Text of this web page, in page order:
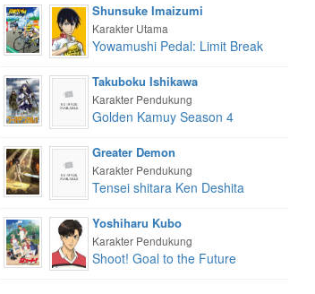
Shunsuke Imaizumi
Karakter Utama
Yowamushi Pedal: Limit Break
Takuboku Ishikawa
Karakter Pendukung
Golden Kamuy Season 4
Greater Demon
Karakter Pendukung
Tensei shitara Ken Deshita
Yoshiharu Kubo
Karakter Pendukung
Shoot! Goal to the Future